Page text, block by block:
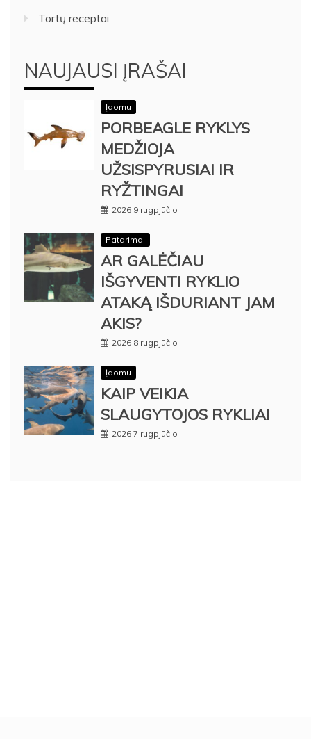
Tortų receptai
NAUJAUSI ĮRAŠAI
Įdomu
PORBEAGLE RYKLYS
MEDŽIOJA
UŽSISPYRUSIAI IR
RYŽTINGAI
2026 9 rugpjūčio
Patarimai
AR GALĖČIAU
IŠGYVENTI RYKLIO
ATAKĄ IŠDURIANT JAM
AKIS?
2026 8 rugpjūčio
Įdomu
KAIP VEIKIA
SLAUGYTOJOS RYKLIAI
2026 7 rugpjūčio